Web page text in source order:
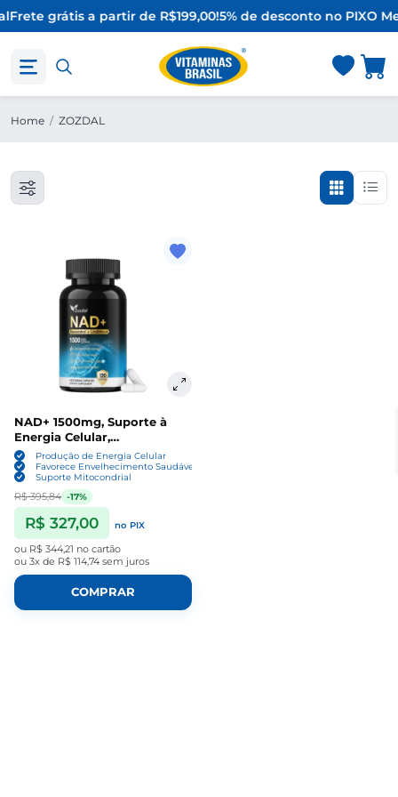
Frete grátis a partir de R$199,00!5% de desconto no PIXO
Home / ZOZDAL
NAD+ 1500mg, Suporte à
Energia Celular,
Metabolismo e Saúde
Mitocondrial, 120 Cápsulas,
Zozdal
Produção de Energia Celular
Favorece Envelhecimento Saudável
Suporte Mitocondrial
R$ 395,84 -17%
R$ 327,00 no PIX
ou R$ 344,21 no cartão
ou 3x de R$ 114,74 sem juros
COMPRAR